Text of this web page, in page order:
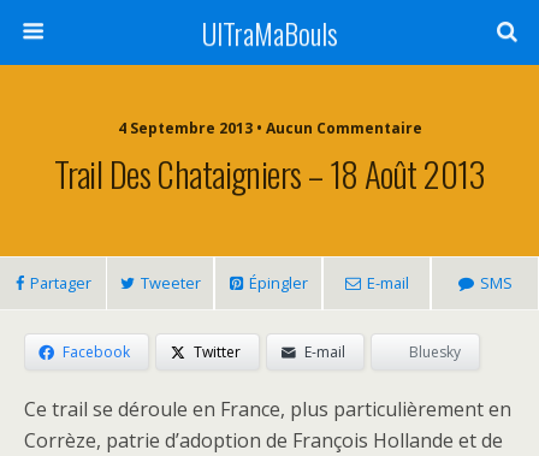
UlTraMaBouls
4 Septembre 2013 • Aucun Commentaire
Trail Des Chataigniers – 18 Août 2013
Partager Tweeter Épingler E-mail SMS
Facebook Twitter E-mail Bluesky
Ce trail se déroule en France, plus particulièrement en
Corrèze, patrie d’adoption de François Hollande et de